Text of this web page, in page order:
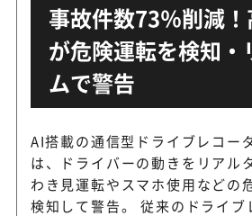
事故件数73％削減
が危険運転を検知・
ムで警告
AI搭載の通信型ドライブレコー
は、ドライバーの動きをリアル
わき見運転やスマホ使用などの
検知して警告。 従来のドライブ